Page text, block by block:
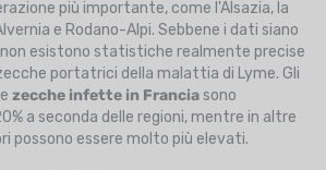
più importante, come l'Alsazia, la
e Rodano-Alpi. Sebbene i dati siano
esistono statistiche realmente precise
portatrici della malattia di Lyme. Gli
zecche infette in Franciasono
a seconda delle regioni, mentre in altre
possono essere molto più elevati.